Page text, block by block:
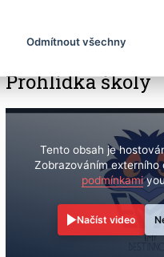
Prohlídka školy
Tento obsah je
Zobrazováním externího
podmínkami
Načíst video
Odmítnout všechny